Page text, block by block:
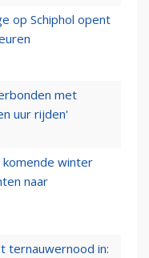
op Schiphol opent
met
uur rijden'
komende winter
naar
ternauwernood in: